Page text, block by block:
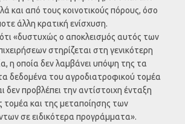
και από τους κοινοτικούς πόρους, όσο
άλλη κρατική ενίσχυση.
ότι «δυστυχώς ο αποκλεισμός αυτός των
στηρίζεται στη γενικότερη
η οποία δεν λαμβάνει υπόψη της τα
δεδομένα του αγροδιατροφικού τομέα
δεν προβλέπει την αντίστοιχη ένταξη
τομέα και της μεταποίησης των
σε ειδικότερα προγράμματα».